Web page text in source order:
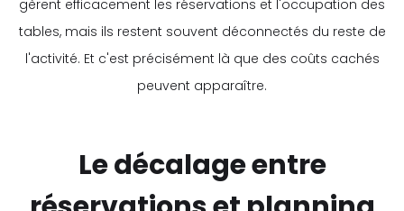
gèrent efficacement les réservations et l'occupation des
tables, mais ils restent souvent déconnectés du reste de
l'activité. Et c'est précisément là que des coûts cachés
peuvent apparaître.
Le décalage entre